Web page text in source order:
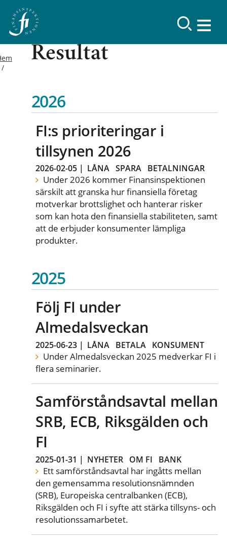
Resultat
2026
FI:s prioriteringar i
tillsynen 2026
2026-02-05 | LÅNA SPARA BETALNINGAR
Under 2026 kommer Finansinspektionen
särskilt att granska hur finansiella företag
motverkar brottslighet och hanterar risker
som kan hota den finansiella stabiliteten, samt
att de erbjuder konsumenter lämpliga
produkter.
2025
Följ FI under
Almedalsveckan
2025-06-23 | LÅNA BETALA KONSUMENT
Under Almedalsveckan 2025 medverkar FI i
flera seminarier.
Samförståndsavtal mellan
SRB, ECB, Riksgälden och
FI
2025-01-31 | NYHETER OM FI BANK
Ett samförståndsavtal har ingåtts mellan
den gemensamma resolutionsnämnden
(SRB), Europeiska centralbanken (ECB),
Riksgälden och FI i syfte att stärka tillsyns- och
resolutionssamarbetet.